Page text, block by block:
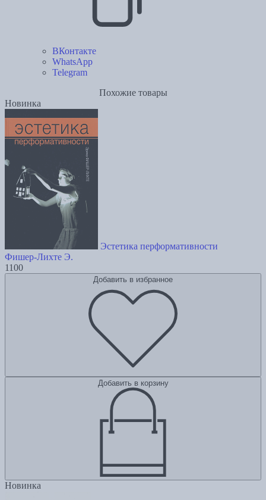
ВКонтакте
WhatsApp
Telegram
Похожие товары
Новинка
Эстетика перформативности
Фишер-Лихте Э.
1100
Добавить в избранное
Добавить в корзину
Новинка